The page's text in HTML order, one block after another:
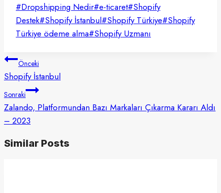
Post
Tags:
#Dropshipping Nedir#e-ticaret#Shopify
Destek#Shopify İstanbul#Shopify Türkiye#Shopify
Türkiye ödeme alma#Shopify Uzmanı
Yazı
gezinmesi
Önceki
Shopify İstanbul
Sonraki
Zalando, Platformundan Bazı Markaları Çıkarma Kararı Aldı
– 2023
Similar Posts